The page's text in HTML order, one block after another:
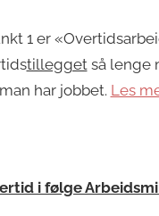
1 er
tilleggetså lenge
har jobbet. Les
i følge